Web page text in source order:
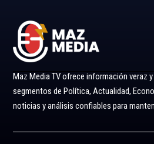
Maz Media TV ofrece información veraz
segmentos de Política, Actualidad,
noticias y análisis confiables para